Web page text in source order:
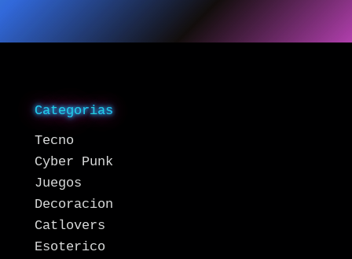
Categorias
Tecno
Cyber Punk
Juegos
Decoracion
Catlovers
Esoterico